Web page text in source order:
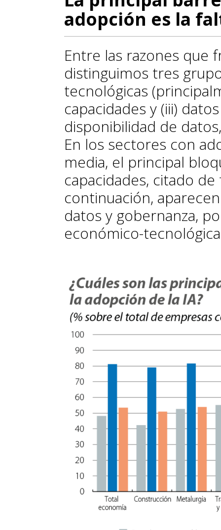
adopción es la
Entre las razones que
distinguimos tres
tecnológicas
capacidades y (iii)
disponibilidad de
En los sectores con
media, el principal
capacidades, citado
continuación,
datos y gobernanza,
económico-